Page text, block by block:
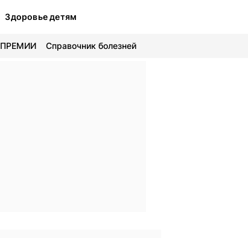
Здоровье детям
ПРЕМИИ Справочник болезней